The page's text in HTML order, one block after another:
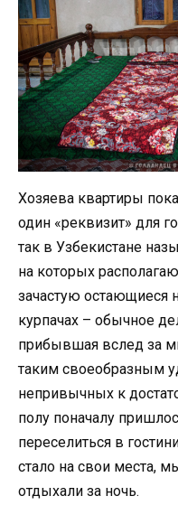
Хозяева квартиры
один «реквизит» для
так в Узбекистане
на которых
зачастую остающиеся
курпачах – обычное
прибывшая вслед за
таким своеобразным
непривычных к
полу поначалу
переселиться в
стало на свои места,
отдыхали за ночь.